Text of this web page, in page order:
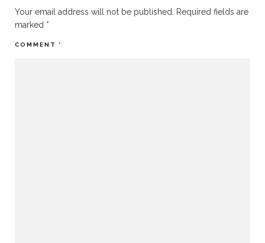
Your email address will not be published.
Required fields are
marked *
COMMENT *